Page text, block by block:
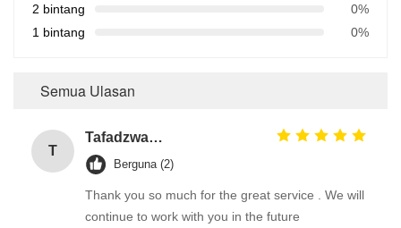
2 bintang
0%
1 bintang
0%
Semua Ulasan
T
Tafadzwa Samu
Berguna (2)
Thank you so much for the great service . We will
continue to work with you in the future